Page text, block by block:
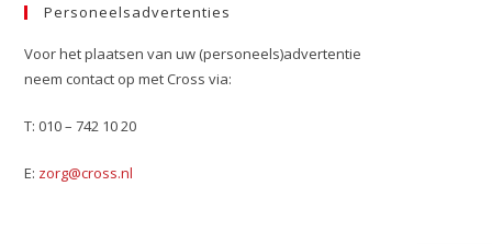
Personeelsadvertenties
Voor het plaatsen van uw (personeels)advertentie
neem contact op met Cross via:
T: 010 – 742 10 20
E: zorg@cross.nl